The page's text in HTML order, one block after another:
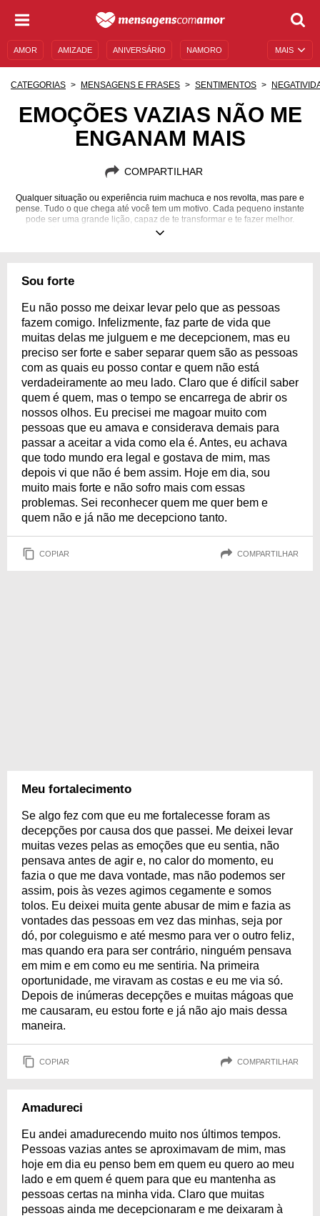
MAIS
AMOR AMIZADE ANIVERSÁRIO NAMORO
UNIVERSO FEMININO
MENSAGENS E FRASES MENSAGENS DE ANIVERSÁRIO
CATEGORIAS MENSAGENS E FRASES SENTIMENTOS
EMOÇÕES VAZIAS NÃO ME
ENGANAM MAIS
COMPARTILHAR
Qualquer situação ou experiência ruim machuca e nos revolta, mas pare e
pense. Tudo o que chega até você tem um motivo. Cada pequeno instante
pode ser uma grande lição, capaz de te transformar e te fazer melhor.
Amadureça com suas quedas e fortaleça o seu coração!
Sou forte
Eu não posso me deixar levar pelo que as pessoas
fazem comigo. Infelizmente, faz parte de vida que
muitas delas me julguem e me decepcionem, mas eu
preciso ser forte e saber separar quem são as pessoas
com as quais eu posso contar e quem não está
verdadeiramente ao meu lado. Claro que é difícil saber
quem é quem, mas o tempo se encarrega de abrir os
nossos olhos. Eu precisei me magoar muito com
pessoas que eu amava e considerava demais para
passar a aceitar a vida como ela é. Antes, eu achava
que todo mundo era legal e gostava de mim, mas
depois vi que não é bem assim. Hoje em dia, sou
muito mais forte e não sofro mais com essas
problemas. Sei reconhecer quem me quer bem e
quem não e já não me decepciono tanto.
COPIAR COMPARTILHAR
Meu fortalecimento
Se algo fez com que eu me fortalecesse foram as
decepções por causa dos que passei. Me deixei levar
muitas vezes pelas as emoções que eu sentia, não
pensava antes de agir e, no calor do momento, eu
fazia o que me dava vontade, mas não podemos ser
assim, pois às vezes agimos cegamente e somos
tolos. Eu deixei muita gente abusar de mim e fazia as
vontades das pessoas em vez das minhas, seja por
dó, por coleguismo e até mesmo para ver o outro feliz,
mas quando era para ser contrário, ninguém pensava
em mim e em como eu me sentiria. Na primeira
oportunidade, me viravam as costas e eu me via só.
Depois de inúmeras decepções e muitas mágoas que
me causaram, eu estou forte e já não ajo mais dessa
maneira.
COPIAR COMPARTILHAR
Amadureci
Eu andei amadurecendo muito nos últimos tempos.
Pessoas vazias antes se aproximavam de mim, mas
hoje em dia eu penso bem em quem eu quero ao meu
lado e em quem é quem para que eu mantenha as
pessoas certas na minha vida. Claro que muitas
pessoas ainda me decepcionaram e me deixaram à